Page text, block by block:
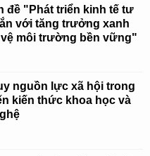
đề "Phát triển kinh tế tư
với tăng trưởng xanh
vệ môi trường bền vững"
nguồn lực xã hội trong
kiến thức khoa học và